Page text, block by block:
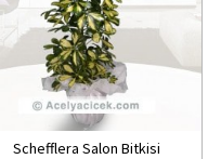
Schefflera Salon Bitkisi